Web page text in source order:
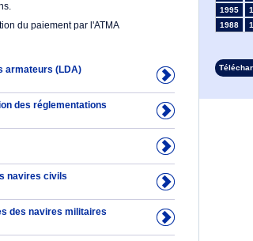
du paiement par l'ATMA
armateurs (LDA)
des réglementations
navires civils
des navires militaires
1995
1988
1967
1953